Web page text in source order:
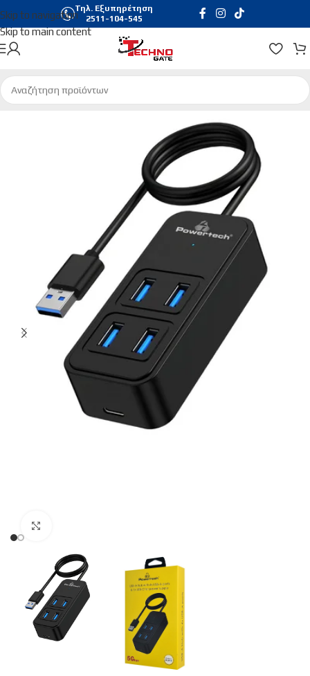
Skip to navigation
Skip to main content
Τηλ. Εξυπηρέτηση
2511-104-545
Αρχική σελίδα/Περιφερειακά/Card Readers | Usb Hubs